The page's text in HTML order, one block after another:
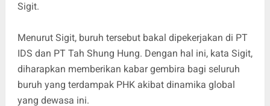
Sigit.
Menurut Sigit, buruh tersebut bakal dipekerjakan di PT
IDS dan PT Tah Shung Hung. Dengan hal ini, kata Sigit,
diharapkan memberikan kabar gembira bagi seluruh
buruh yang terdampak PHK akibat dinamika global
yang dewasa ini.